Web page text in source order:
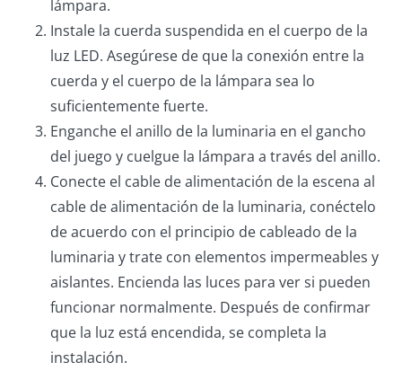
lámpara.
Instale la cuerda suspendida en el cuerpo de la
luz LED. Asegúrese de que la conexión entre la
cuerda y el cuerpo de la lámpara sea lo
suficientemente fuerte.
Enganche el anillo de la luminaria en el gancho
del juego y cuelgue la lámpara a través del anillo.
Conecte el cable de alimentación de la escena al
cable de alimentación de la luminaria, conéctelo
de acuerdo con el principio de cableado de la
luminaria y trate con elementos impermeables y
aislantes. Encienda las luces para ver si pueden
funcionar normalmente. Después de confirmar
que la luz está encendida, se completa la
instalación.